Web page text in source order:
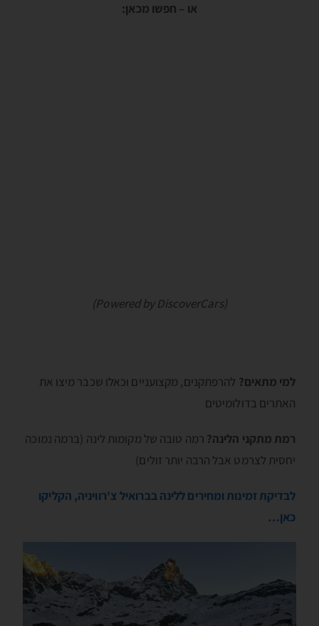
או – חפשו מכאן:
(Powered by DiscoverCars)
למי מתאים? להרפתקנים, מקצועניים וכאלו שכבר מיצו את
האתרים בדולומיטים
רמת מתקני הלינה? רמה טובה של מקומות לינה (ברמה נמוכה
יחסית לצרמט אבל הרבה יותר זולים)
לבדיקת זמינות ומחירים ללינה בברואיל צ'רוויניה, הקליקו
כאן…